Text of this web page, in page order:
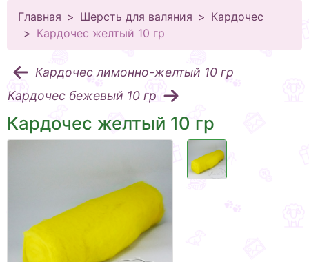
Главная Шерсть для валяния
Кардочес
Кардочес желтый 10 гр
Кардочес лимонно-желтый 10 гр
Кардочес бежевый 10 гр
Кардочес желтый 10 гр